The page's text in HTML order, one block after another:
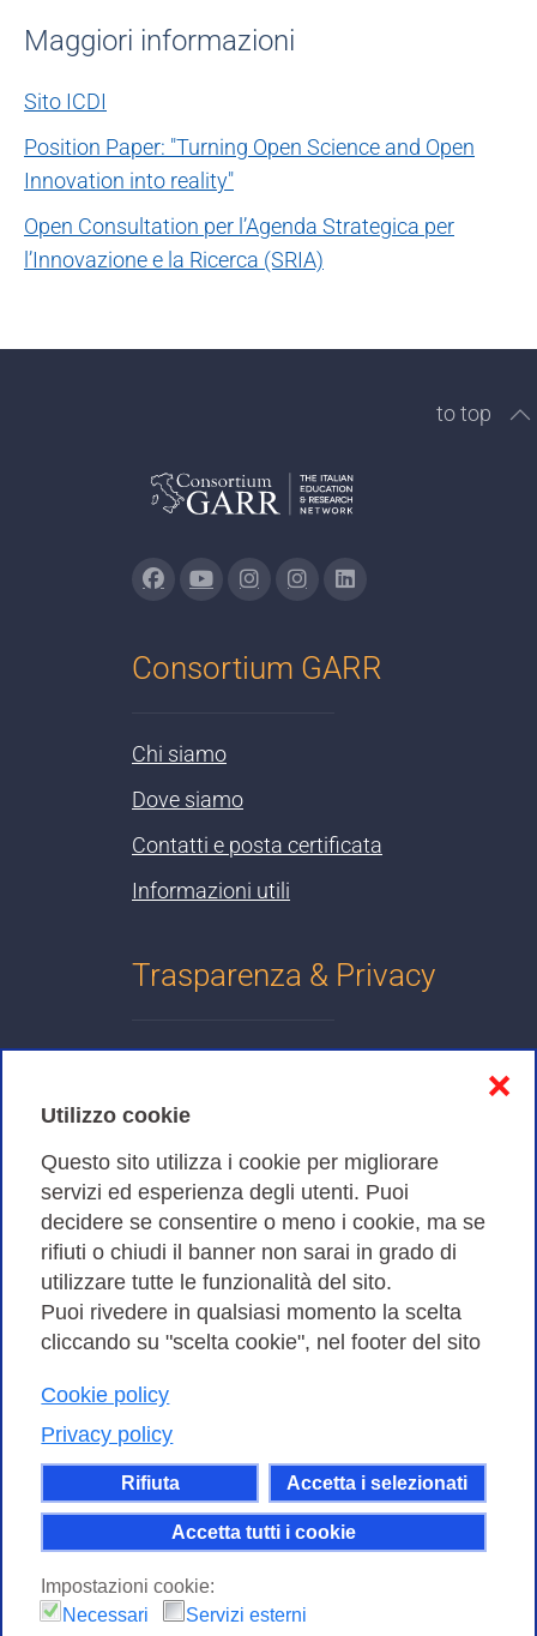
Utilizzo cookie
Questo sito utilizza i cookie per migliorare
servizi ed esperienza degli utenti. Puoi
decidere se consentire o meno i cookie, ma se
rifiuti o chiudi il banner non sarai in grado di
utilizzare tutte le funzionalità del sito.
Puoi rivedere in qualsiasi momento la scelta
cliccando su "scelta cookie", nel footer del sito
Cookie policy
Privacy policy
Rifiuta Accetta i selezionati
Accetta tutti i cookie
❌
Impostazioni cookie:
Necessari
Servizi esterni
Maggiori informazioni
Sito ICDI
Position Paper: "Turning Open Science and Open
Innovation into reality"
Open Consultation per l’Agenda Strategica per
l’Innovazione e la Ricerca (SRIA)
to top
Consortium GARR
Chi siamo
Dove siamo
Contatti e posta certificata
Informazioni utili
Trasparenza & Privacy
Cookies Policy
Amministrazione trasparente
Bandi di Gara
Consortium GARR - Via dei Tizii, 6 - 00185 Roma | Tel.
| CF 97284570583 – PI 07577141000 | Codice
Destinatario 7EU9KEU |
Il contenuto di questo sito e' rilasciato, tranne dove
altrimenti indicato, secondo i termini della licenza
Creative Commons
stesso modo 4.0 Internazionale.